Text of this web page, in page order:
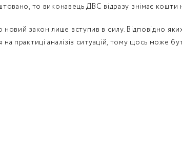
то виконавець ДВС відразу знімає кошти
новий закон лише вступив в силу. Відповідно
на практиці аналізів ситуацій, тому щось може